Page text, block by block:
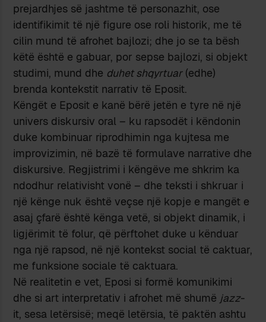
prejardhjes së jashtme të personazhit, ose
identifikimit të një figure ose roli historik, me të
cilin mund të afrohet bajlozi; dhe jo se ta bësh
këtë është e gabuar, por sepse bajlozi, si objekt
studimi, mund dhe duhet shqyrtuar(edhe)
brenda kontekstit narrativ të Eposit.
Këngët e Eposit e kanë bërë jetën e tyre në një
univers diskursiv oral – ku rapsodët i këndonin
duke kombinuar riprodhimin nga kujtesa me
improvizimin, në bazë të formulave narrative dhe
diskursive. Regjistrimi i këngëve me shkrim ka
ndodhur relativisht vonë – dhe teksti i shkruar i
një kënge nuk është veçse një kopje e mangët e
asaj çfarë është kënga vetë, si objekt dinamik, i
ligjërimit të folur, që përftohet duke u kënduar
nga një rapsod, në një kontekst social të caktuar,
me funksione sociale të caktuara.
Në realitetin e vet, Eposi si formë komunikimi
dhe si art interpretativ i afrohet më shumë jazz-
it, sesa letërsisë; meqë letërsia, të paktën ashtu